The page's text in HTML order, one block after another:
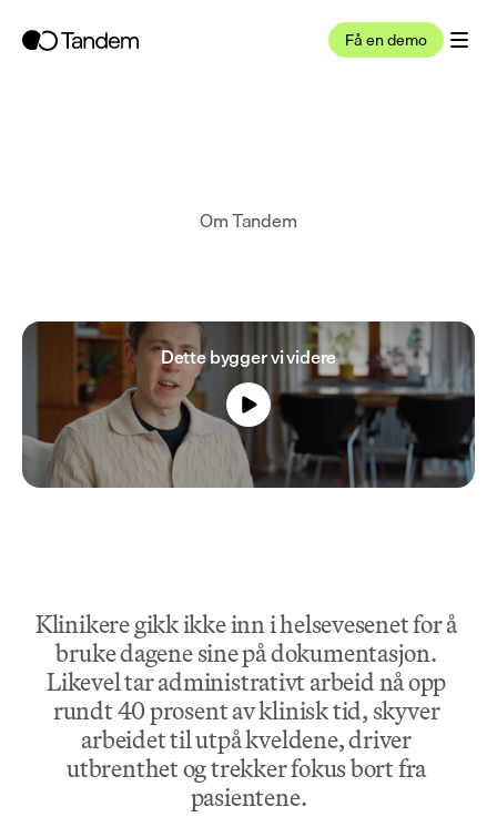
Få en demo
Om Tandem
Dette bygger vi videre
Klinikere gikk ikke inn i helsevesenet for å
bruke dagene sine på dokumentasjon.
Likevel tar administrativt arbeid nå opp
rundt 40 prosent av klinisk tid, skyver
arbeidet til utpå kveldene, driver
utbrenthet og trekker fokus bort fra
pasientene.